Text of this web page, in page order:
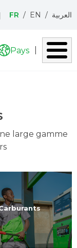
FR EN العربية
Liste
Pays
large gamme